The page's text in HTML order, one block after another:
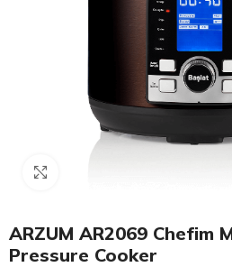
ARZUM AR2069 Chefim
Pressure Cooker